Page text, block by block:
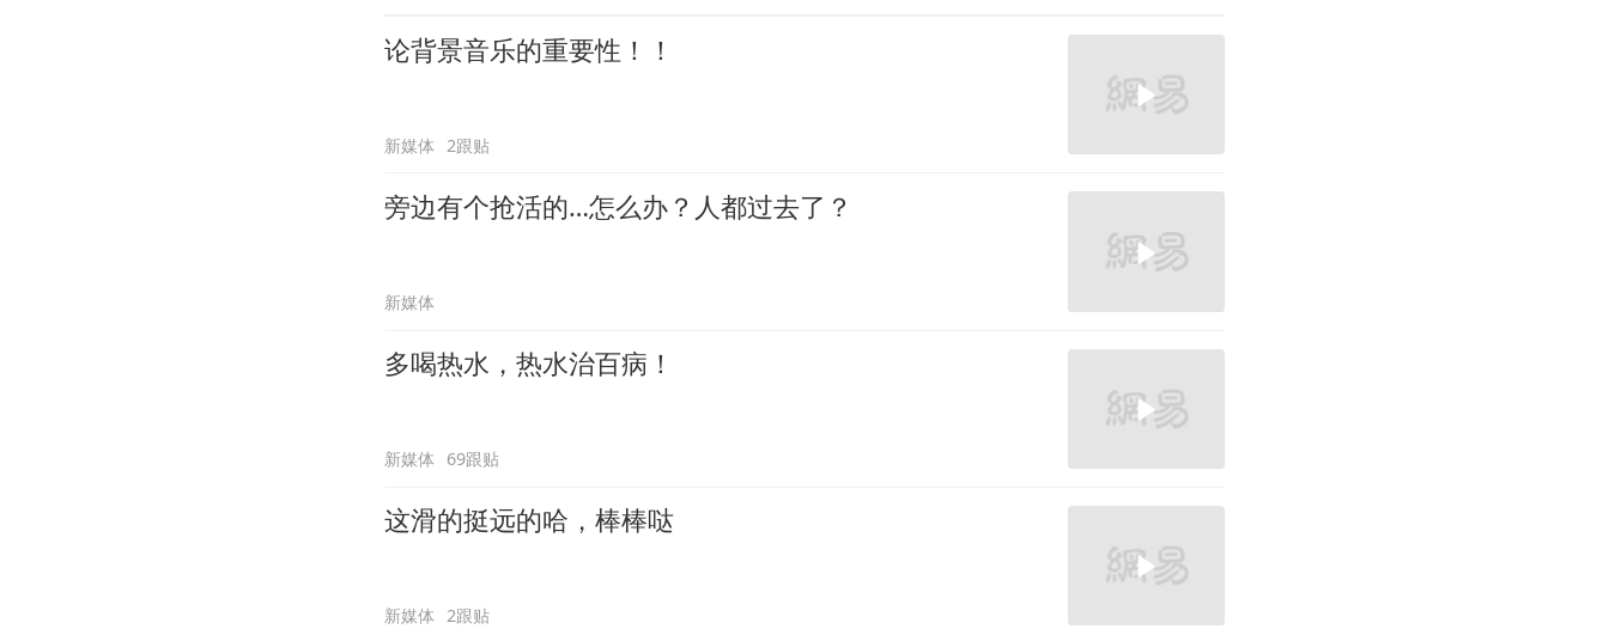
论背景音乐的重要性！！
新媒体 2跟贴
旁边有个抢活的…怎么办？人都过去了？
新媒体
多喝热水，热水治百病！
新媒体 69跟贴
这滑的挺远的哈，棒棒哒
新媒体 2跟贴